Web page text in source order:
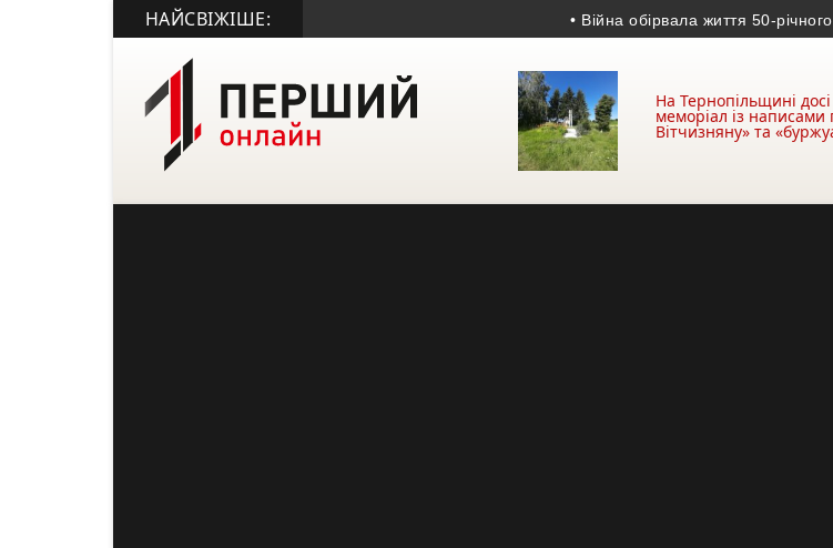
НАЙСВІЖІШЕ: • Війна обірвала життя 50-річного
На Тернопільщині
меморіал із написами
Вітчизняну» та